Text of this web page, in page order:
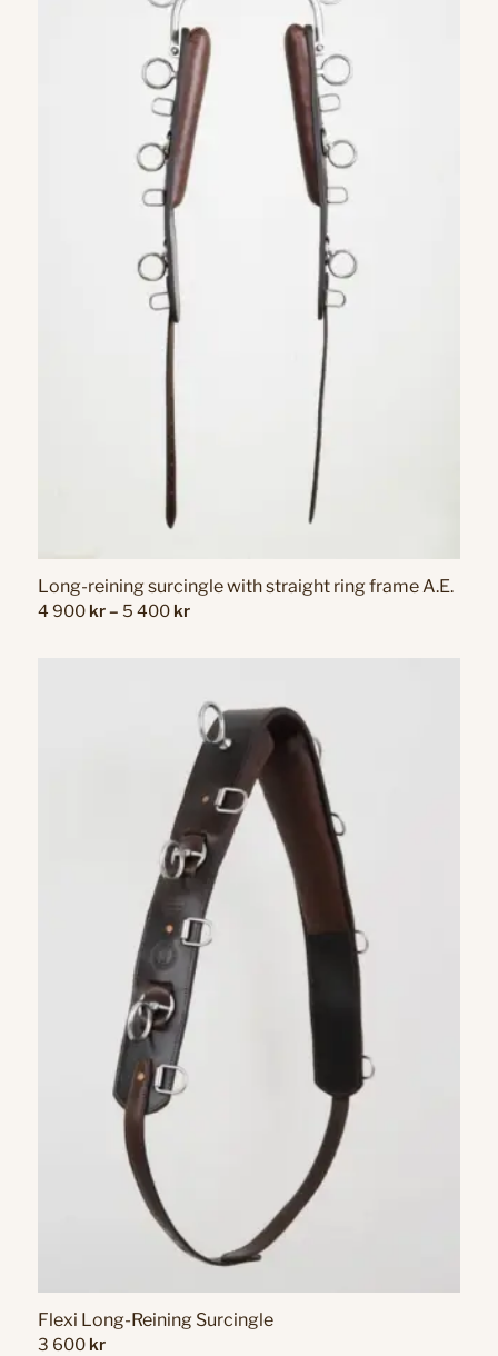
Long-reining surcingle with straight ring frame A.E.
4 900 kr– 5 400 krPrice
through
5
400 kr
Flexi Long-Reining Surcingle
3 600 kr